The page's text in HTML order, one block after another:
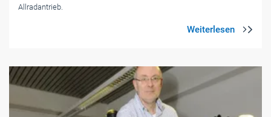
Allradantrieb.